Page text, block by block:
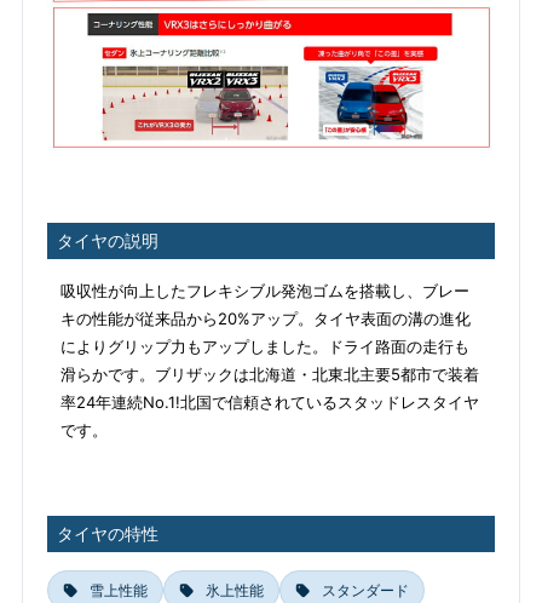
タイヤの説明
吸収性が向上したフレキシブル発泡ゴムを搭載し、ブレー
キの性能が従来品から20%アップ。タイヤ表面の溝の進化
によりグリップ力もアップしました。ドライ路面の走行も
滑らかです。ブリザックは北海道・北東北主要5都市で装着
率24年連続No.1!北国で信頼されているスタッドレスタイヤ
です。
タイヤの特性
雪上性能 氷上性能 スタンダード